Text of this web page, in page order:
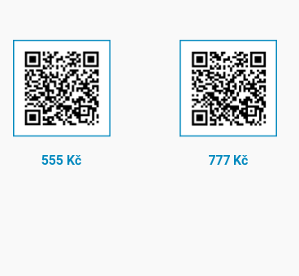
555 Kč 777 Kč